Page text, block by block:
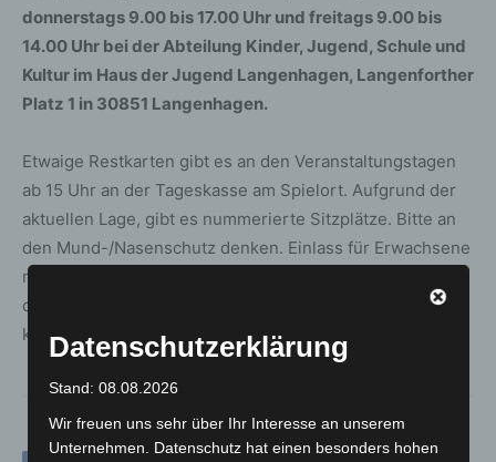
donnerstags 9.00 bis 17.00 Uhr und freitags 9.00 bis
14.00 Uhr bei der Abteilung Kinder, Jugend, Schule und
Kultur im Haus der Jugend Langenhagen, Langenforther
Platz 1 in 30851 Langenhagen.
Etwaige Restkarten gibt es an den Veranstaltungstagen
ab 15 Uhr an der Tageskasse am Spielort. Aufgrund der
aktuellen Lage, gibt es nummerierte Sitzplätze. Bitte an
den Mund-/Nasenschutz denken. Einlass für Erwachsene
mit Nachweis – geimpft, genesen oder getestet. Damit
das Theater zu einem schönen Erlebnis für alle werden
kann, bitte unbedingt die Altersangaben beachten!
Datenschutzerklärung
Stand: 08.08.2026
Wir freuen uns sehr über Ihr Interesse an unserem
Unternehmen. Datenschutz hat einen besonders hohen